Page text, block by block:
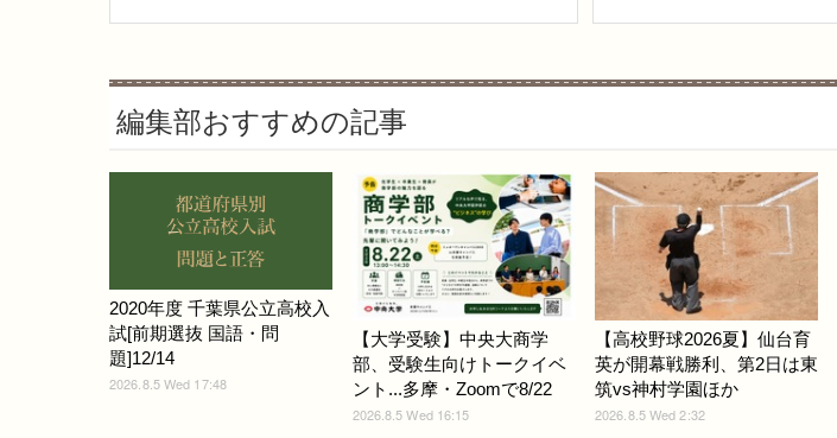
編集部おすすめの記事
2020年度 千葉県公立高校入
試[前期選抜 国語・問
題]12/14
2026.8.5 Wed 17:48
【大学受験】中央大商学
部、受験生向けトークイベ
ント...多摩・Zoomで8/22
2026.8.5 Wed 16:15
【高校野球2026夏】仙台育
英が開幕戦勝利、第2日は東
筑vs神村学園ほか
2026.8.5 Wed 2:32